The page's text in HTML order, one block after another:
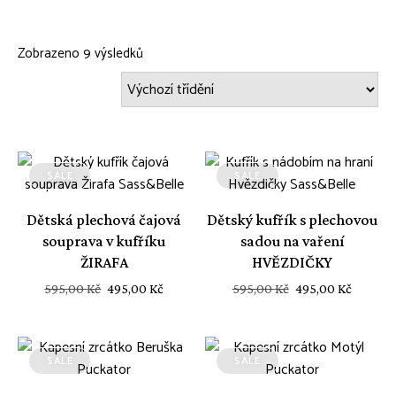
Zobrazeno 9 výsledků
SALE
Dětská plechová čajová
souprava v kufříku
ŽIRAFA
595,00Kč Původní
595,00 Kč.
495,00KčAktuální
495,00 Kč.
SALE
Dětský kufřík s plechovou
sadou na vaření
HVĚZDIČKY
595,00Kč Původní
595,00 Kč.
495,00 Kč
495,00
SALE SALE